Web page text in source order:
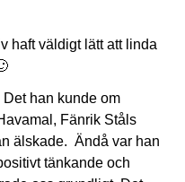
haft väldigt lätt att linda
han kunde om
Fänrik Ståls
älskade. Ändå var han
tänkande och